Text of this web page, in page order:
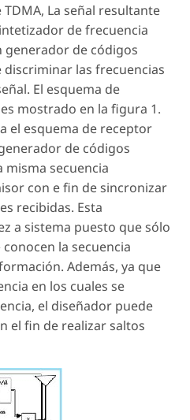
La señal resultante
de frecuencia
de códigos
las frecuencias
El esquema de
mostrado en la figura 1.
el esquema de receptor
de códigos
secuencia
con e fin de sincronizar
recibidas. Esta
a sistema puesto que sólo
la secuencia
Además, ya que
en los cuales se
el diseñador puede
el fin de realizar saltos